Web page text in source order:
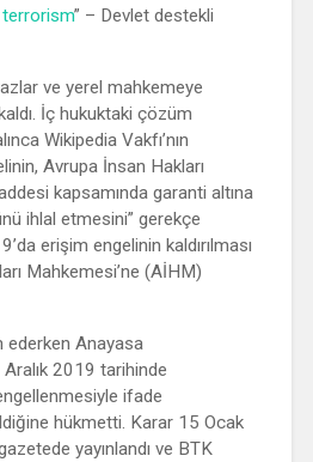
” – Devlet destekli
ve yerel mahkemeye
İç hukuktaki çözüm
Wikipedia Vakfı’nın
Avrupa İnsan Hakları
kapsamında garanti altına
ihlal etmesini” gerekçe
erişim engelinin kaldırılması
Mahkemesi’ne (AİHM)
ederken Anayasa
2019 tarihinde
ifade
hükmetti. Karar 15 Ocak
yayınlandı ve BTK